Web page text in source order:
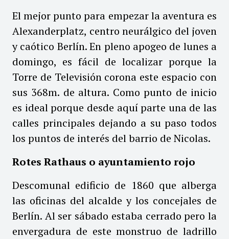
El mejor punto para empezar la aventura es
Alexanderplatz, centro neurálgico del joven
y caótico Berlín. En pleno apogeo de lunes a
domingo, es fácil de localizar porque la
Torre de Televisión corona este espacio con
sus 368m. de altura. Como punto de inicio
es ideal porque desde aquí parte una de las
calles principales dejando a su paso todos
los puntos de interés del barrio de Nicolas.
Rotes Rathaus o ayuntamiento rojo
Descomunal edificio de 1860 que alberga
las oficinas del alcalde y los concejales de
Berlín. Al ser sábado estaba cerrado pero la
envergadura de este monstruo de ladrillo